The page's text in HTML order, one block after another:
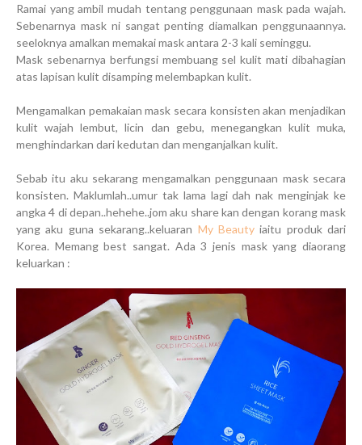
Ramai yang ambil mudah tentang penggunaan mask pada wajah.
Sebenarnya mask ni sangat penting diamalkan penggunaannya.
seeloknya amalkan memakai mask antara 2-3 kali seminggu.
Mask sebenarnya berfungsi membuang sel kulit mati dibahagian
atas lapisan kulit disamping melembapkan kulit.
Mengamalkan pemakaian mask secara konsisten akan menjadikan
kulit wajah lembut, licin dan gebu, menegangkan kulit muka,
menghindarkan dari kedutan dan menganjalkan kulit.
Sebab itu aku sekarang mengamalkan penggunaan mask secara
konsisten. Maklumlah..umur tak lama lagi dah nak menginjak ke
angka 4 di depan..hehehe..jom aku share kan dengan korang mask
yang aku guna sekarang..keluaran My Beautyiaitu produk dari
Korea. Memang best sangat. Ada 3 jenis mask yang diaorang
keluarkan :